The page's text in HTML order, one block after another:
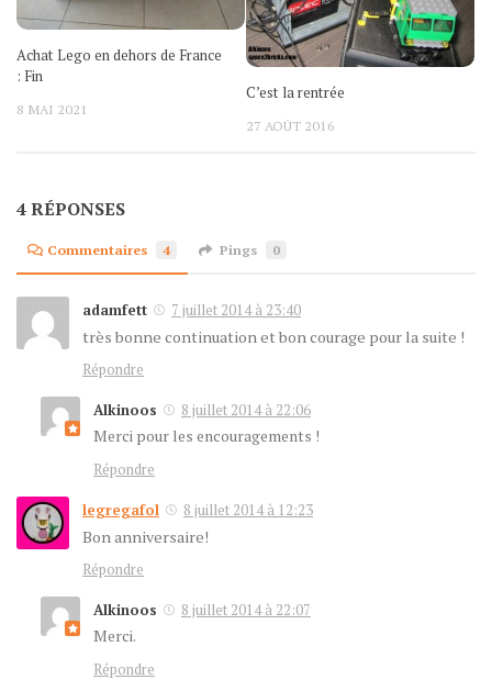
Achat Lego en dehors de France
: Fin
8 MAI 2021
C’est la rentrée
27 AOÛT 2016
4 RÉPONSES
Commentaires 4 Pings 0
adamfett 7 juillet 2014 à 23:40
très bonne continuation et bon courage pour la suite !
Répondre
Alkinoos
8 juillet 2014 à 22:06
Merci pour les encouragements !
Répondre
legregafol 8 juillet 2014 à 12:23
Bon anniversaire!
Répondre
Alkinoos
8 juillet 2014 à 22:07
Merci.
Répondre